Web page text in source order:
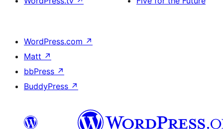
WordPress.com ↗
Matt ↗
bbPress ↗
BuddyPress ↗